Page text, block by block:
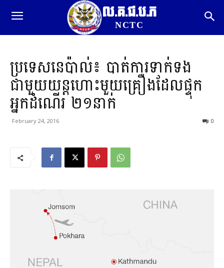
ល.គ.ជ.ប.ភ
NCTC
ប្រទេសនេប៉ាល់៖ បាត់ការទាក់ទង
ជាមួយយន្តហោះមួយគ្រឿងដែលផ្ទុក
អ្នកដំណើរ ២១នាក់
February 24, 2016 0